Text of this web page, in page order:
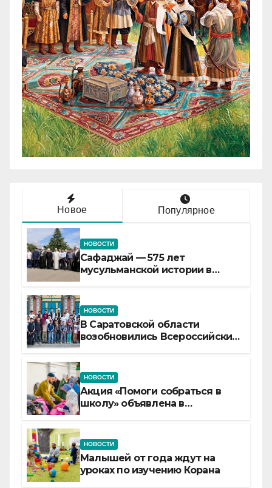
Новое Популярное
НОВОСТИ
Сафаджай — 575 лет
мусульманской истории в
НОВОСТИ
В Саратовской области
возобновились Всероссийские
НОВОСТИ
Акция «Помоги собраться в
школу» объявлена в
НОВОСТИ
Малышей от года ждут на
уроках по изучению Корана